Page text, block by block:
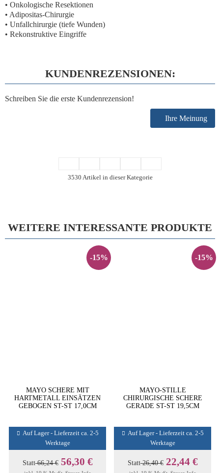
• Onkologische Resektionen
• Adipositas-Chirurgie
• Unfallchirurgie (tiefe Wunden)
• Rekonstruktive Eingriffe
KUNDENREZENSIONEN:
Schreiben Sie die erste Kundenrezension!
Ihre Meinung
3530 Artikel in dieser Kategorie
WEITERE INTERESSANTE PRODUKTE
-15%
MAYO SCHERE MIT
HARTMETALL EINSÄTZEN
GEBOGEN ST-ST 17,0CM
Auf Lager - Lieferzeit ca. 2-5
Werktage
Statt66,24 € 56,30 €
-15%
MAYO-STILLE
CHIRURGISCHE SCHERE
GERADE ST-ST 19,5CM
Auf Lager - Lieferzeit ca. 2-5
Werktage
Statt26,40 € 22,44 €